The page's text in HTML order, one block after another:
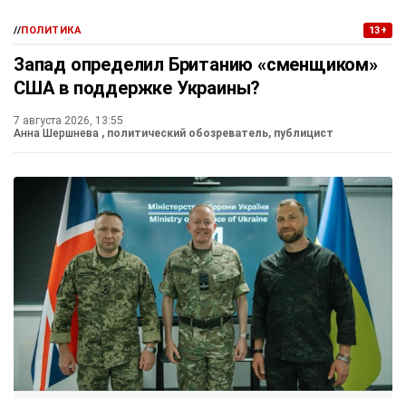
//ПОЛИТИКА 13+
Запад определил Британию «сменщиком»
США в поддержке Украины?
7 августа 2026, 13:55
Анна Шершнева , политический обозреватель, публицист